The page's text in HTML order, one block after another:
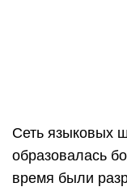
Сеть языковых
образовалась
время были